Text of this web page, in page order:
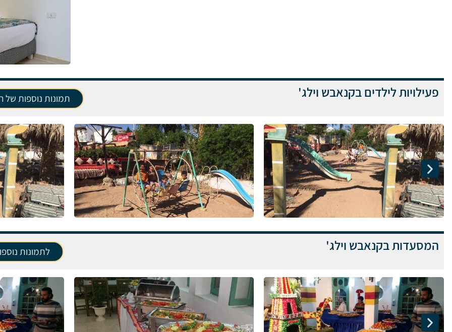
פעילויות לילדים בקנאבש וילג' תמונות נוספות של
המסעדות בקנאבש וילג' לתמונות